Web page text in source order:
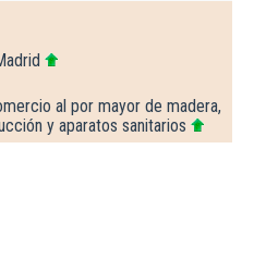
al por mayor de madera,
y aparatos sanitarios